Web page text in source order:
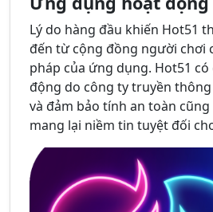
Lý do hàng đầu khiến Hot51
đến từ cộng đồng người chơi
pháp của ứng dụng. Hot51
động do công ty truyền
và đảm bảo tính an toàn
mang lại niềm tin tuyệt đối